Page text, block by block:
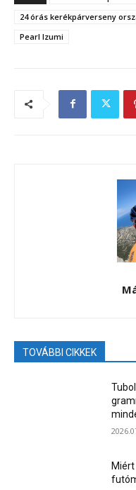
24 órás kerékpárverseny
Pearl Izumi
TOVÁBBI CIKKEK